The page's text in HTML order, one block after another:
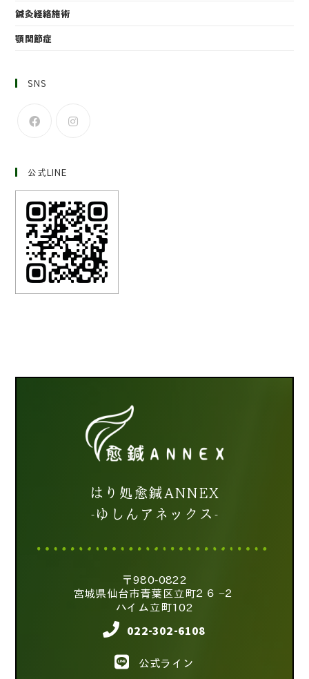
鍼灸経絡施術
顎関節症
SNS
公式LINE
はり処愈鍼ANNEX
-ゆしんアネックス-
〒980-0822
宮城県仙台市青葉区立町２６−２
ハイム立町102
022-302-6108
公式ライン